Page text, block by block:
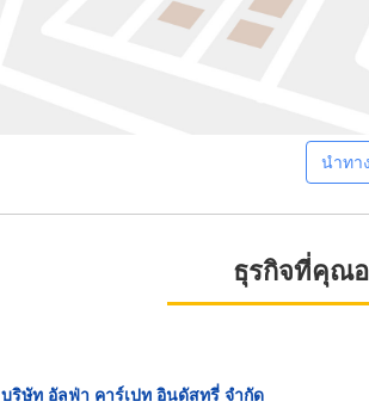
นำทาง
ธุรกิจที่คุณ
บริษัท อัลฟ่า คาร์เปท อินดัสทรี่ จำกัด